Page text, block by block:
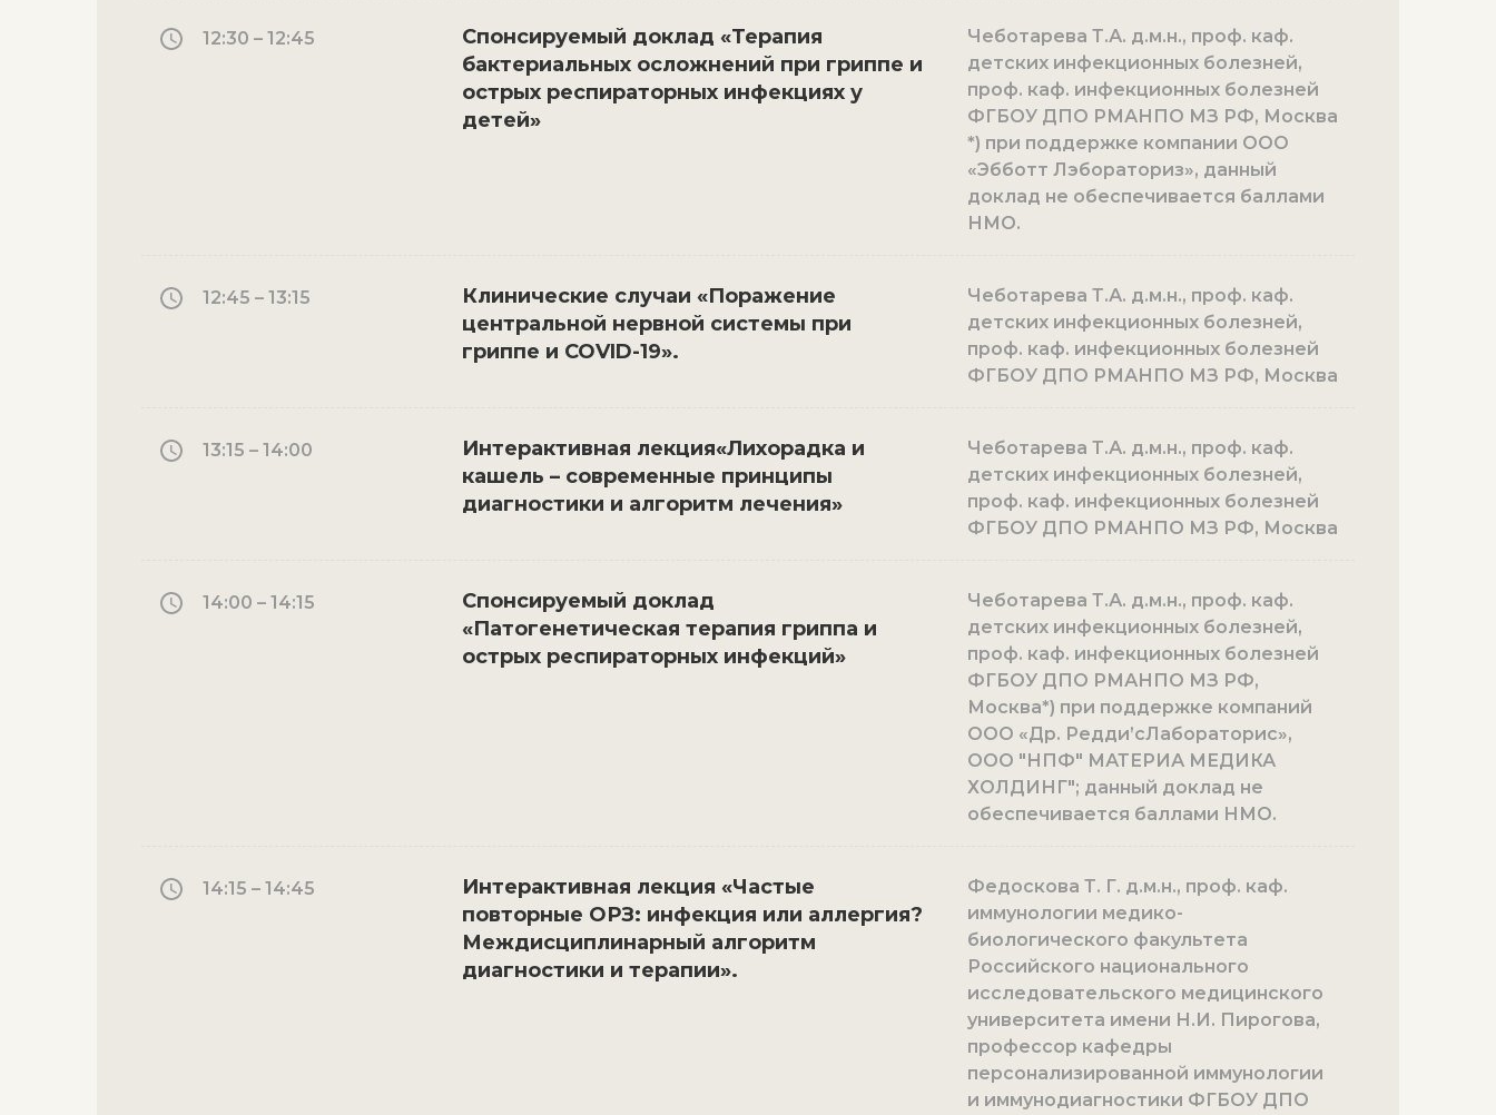
12:30 – 12:45
Спонсируемый доклад «Терапия
бактериальных осложнений при гриппе и
острых респираторных инфекциях у
детей»
Чеботарева Т.А. д.м.н., проф. каф.
детских инфекционных болезней,
проф. каф. инфекционных болезней
ФГБОУ ДПО РМАНПО МЗ РФ, Москва
*) при поддержке компании ООО
«Эбботт Лэбораториз», данный
доклад не обеспечивается баллами
НМО.
12:45 – 13:15
Клинические случаи «Поражение
центральной нервной системы при
гриппе и COVID-19».
Чеботарева Т.А. д.м.н., проф. каф.
детских инфекционных болезней,
проф. каф. инфекционных болезней
ФГБОУ ДПО РМАНПО МЗ РФ, Москва
13:15 – 14:00
Интерактивная лекция«Лихорадка и
кашель – современные принципы
диагностики и алгоритм лечения»
Чеботарева Т.А. д.м.н., проф. каф.
детских инфекционных болезней,
проф. каф. инфекционных болезней
ФГБОУ ДПО РМАНПО МЗ РФ, Москва
14:00 – 14:15
Спонсируемый доклад
«Патогенетическая терапия гриппа и
острых респираторных инфекций»
Чеботарева Т.А. д.м.н., проф. каф.
детских инфекционных болезней,
проф. каф. инфекционных болезней
ФГБОУ ДПО РМАНПО МЗ РФ,
Москва*) при поддержке компаний
ООО «Др. Редди’сЛабораторис»,
ООО "НПФ" МАТЕРИА МЕДИКА
ХОЛДИНГ"; данный доклад не
обеспечивается баллами НМО.
14:15 – 14:45
Интерактивная лекция «Частые
повторные ОРЗ: инфекция или аллергия?
Междисциплинарный алгоритм
диагностики и терапии».
Федоскова Т. Г. д.м.н., проф. каф.
иммунологии медико-
биологического факультета
Российского национального
исследовательского медицинского
университета имени Н.И. Пирогова,
профессор кафедры
персонализированной иммунологии
и иммунодиагностики ФГБОУ ДПО